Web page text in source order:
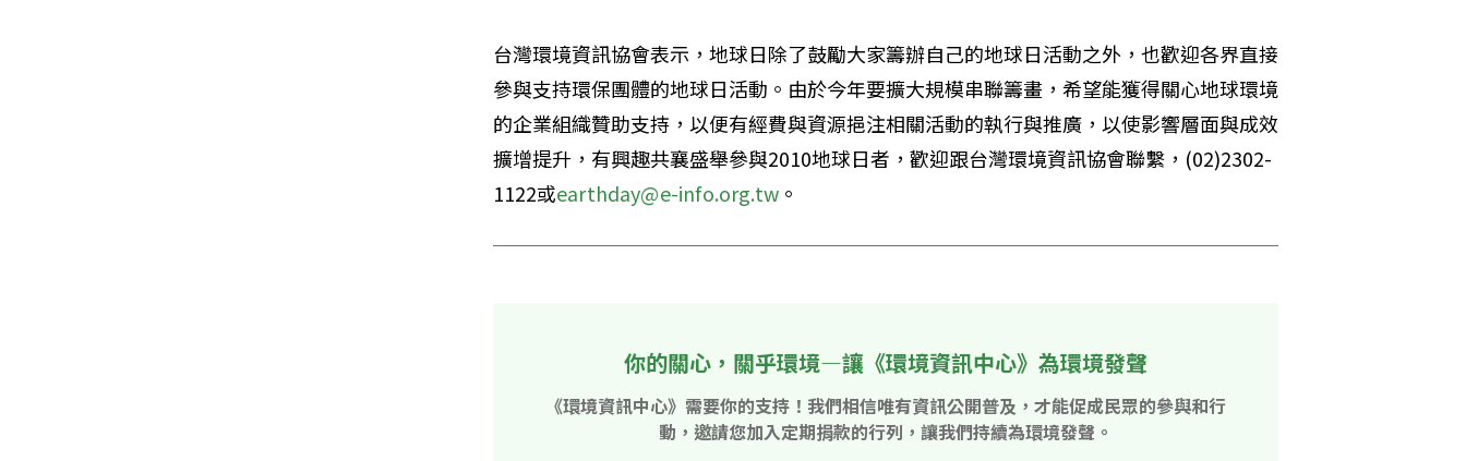
台灣環境資訊協會表示，地球日除了鼓勵大家籌辦自己的地球日活動之外，也歡迎各界直接
參與支持環保團體的地球日活動。由於今年要擴大規模串聯籌畫，希望能獲得關心地球環境
的企業組織贊助支持，以便有經費與資源挹注相關活動的執行與推廣，以使影響層面與成效
擴增提升，有興趣共襄盛舉參與2010地球日者，歡迎跟台灣環境資訊協會聯繫，(02)2302-
1122或earthday@e-info.org.tw。
你的關心，關乎環境—讓《環境資訊中心》為環境發聲
《環境資訊中心》需要你的支持！我們相信唯有資訊公開普及，才能促成民眾的參與和行
動，邀請您加入定期捐款的行列，讓我們持續為環境發聲。